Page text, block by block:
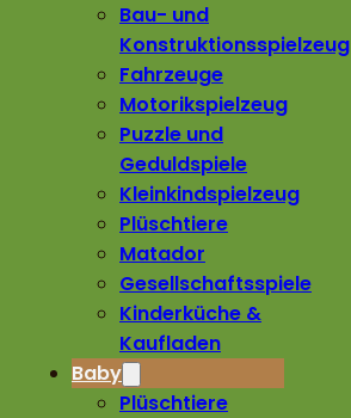
Bau- und
Konstruktionsspielzeug
Fahrzeuge
Motorikspielzeug
Puzzle und
Geduldspiele
Kleinkindspielzeug
Plüschtiere
Matador
Gesellschaftsspiele
Kinderküche &
Kaufladen
Baby
Plüschtiere